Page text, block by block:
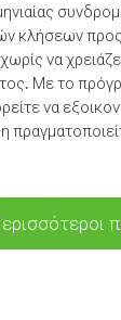
κλήσεων
να
Με το
να